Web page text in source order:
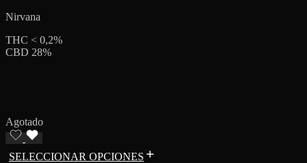
Nirvana
THC < 0,2%
CBD 28%
Agotado
SELECCIONAR OPCIONES